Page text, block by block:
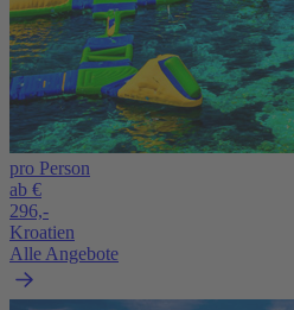
pro Person
ab €
296,-
Kroatien
Alle Angebote